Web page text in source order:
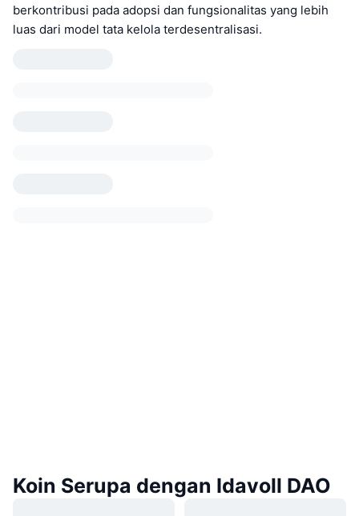
berkontribusi pada adopsi dan fungsionalitas yang lebih
luas dari model tata kelola terdesentralisasi.
Koin Serupa dengan Idavoll DAO